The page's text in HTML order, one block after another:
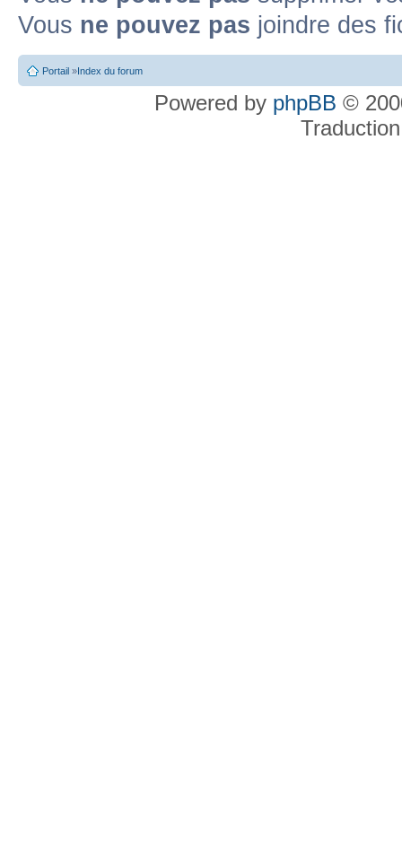
Vous ne pouvez pas joindre des
Portail »Index du forum
Powered by phpBB ©